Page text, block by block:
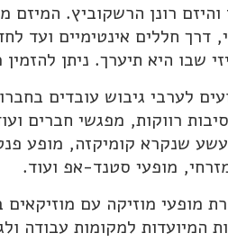
רונן הרשקוביץ. המיזם
חללים אינטימיים ועד
שבו היא תיערך. ניתן
לערבי גיבוש עובדים
רווקות, מפגשי
שנקרא קומיקזה, מופע
מופעי סטנד-אפ ועוד.
מופעי מוזיקה עם
המיועדות למקומות עבודה